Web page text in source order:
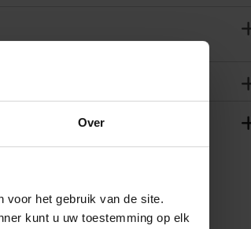
Over
voor het gebruik van de site.
kunt u uw toestemming op elk